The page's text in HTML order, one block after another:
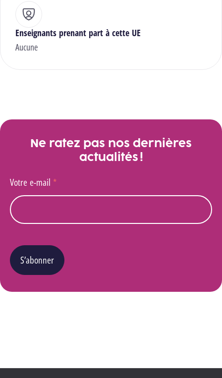
Enseignants prenant part à cette UE
Aucune
Ne ratez pas nos dernières
actualités !
Votre e-mail *
S’abonner